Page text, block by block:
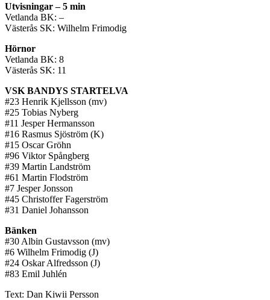
Utvisningar – 5 min
Vetlanda BK: –
Västerås SK: Wilhelm Frimodig
Hörnor
Vetlanda BK: 8
Västerås SK: 11
VSK BANDYS STARTELVA
#23 Henrik Kjellsson (mv)
#25 Tobias Nyberg
#11 Jesper Hermansson
#16 Rasmus Sjöström (K)
#15 Oscar Gröhn
#96 Viktor Spångberg
#39 Martin Landström
#61 Martin Flodström
#7 Jesper Jonsson
#45 Christoffer Fagerström
#31 Daniel Johansson
Bänken
#30 Albin Gustavsson (mv)
#6 Wilhelm Frimodig (J)
#24 Oskar Alfredsson (J)
#83 Emil Juhlén
Text: Dan Kiwii Persson